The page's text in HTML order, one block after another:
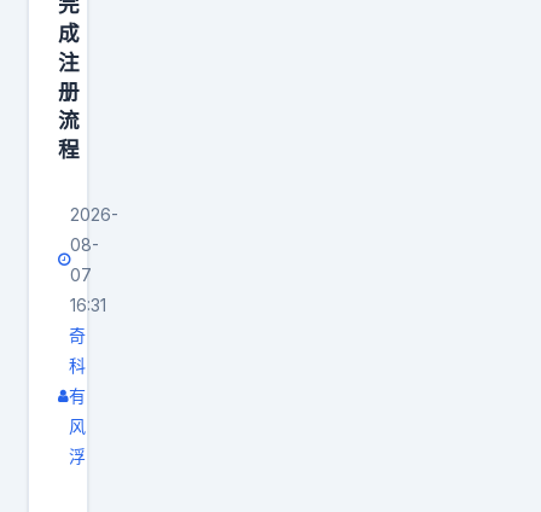
薪
合
同
，
双
将
会
在
近
日
完
成
最
成
注
册
流
程
2026-
08-
07
16:31
奇
科
有
风
浮